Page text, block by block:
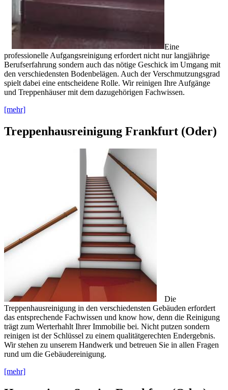
Eine
professionelle Aufgangsreinigung erfordert nicht nur langjährige
Berufserfahrung sondern auch das nötige Geschick im Umgang mit
den verschiedensten Bodenbelägen. Auch der Verschmutzungsgrad
spielt dabei eine entscheidene Rolle. Wir reinigen Ihre Aufgänge
und Treppenhäuser mit dem dazugehörigen Fachwissen.
[mehr]
Treppenhausreinigung Frankfurt (Oder)
Die
Treppenhausreinigung in den verschiedensten Gebäuden erfordert
das entsprechende Fachwissen und know how, denn die Reinigung
trägt zum Werterhahlt Ihrer Immobilie bei. Nicht putzen sondern
reinigen ist der Schlüssel zu einem qualitätgerechten Endergebnis.
Wir stehen zu unserem Handwerk und betreuen Sie in allen Fragen
rund um die Gebäudereinigung.
[mehr]